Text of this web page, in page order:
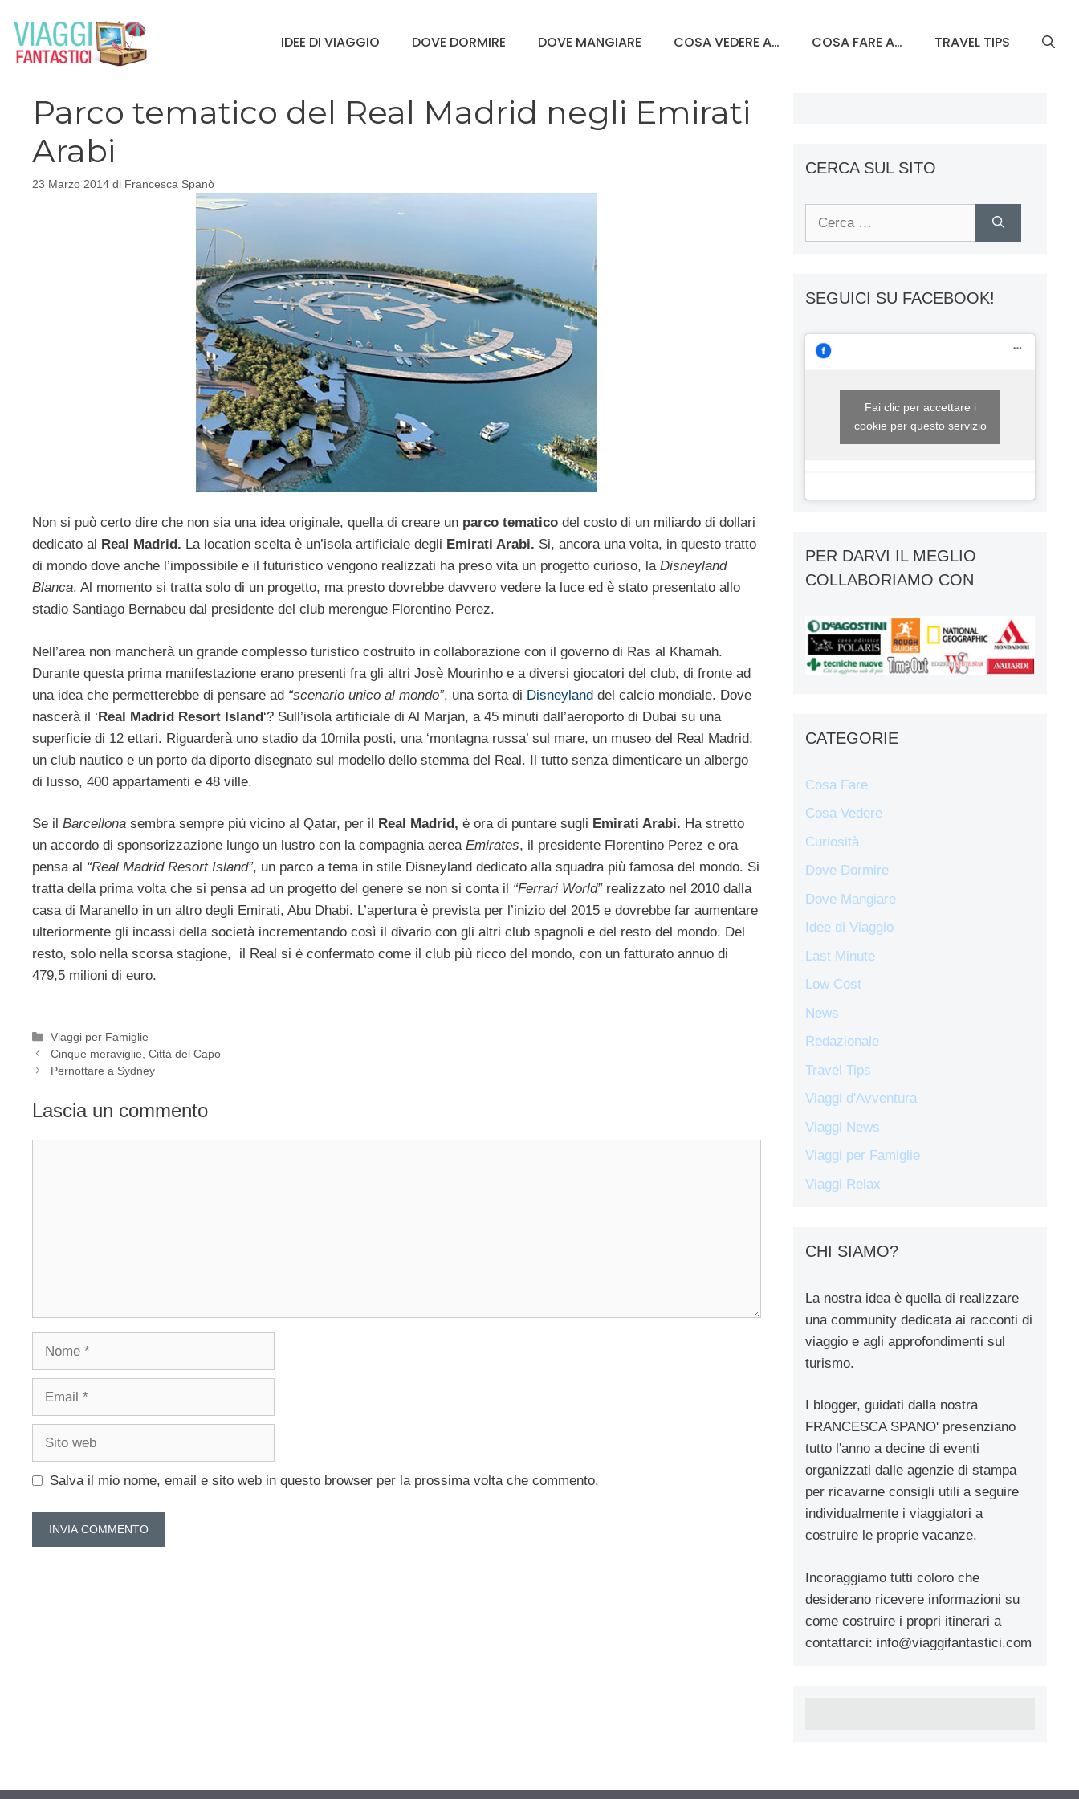
contenuto
IDEE DI VIAGGIO DOVE DORMIRE DOVE MANGIARE COSA VEDERE A… COSA FARE A… TRAVEL TIPS
Parco tematico del Real Madrid negli Emirati
Arabi
23 Marzo 2014 di Francesca Spanò
Non si può certo dire che non sia una idea originale, quella di creare un parco tematico del costo di un miliardo di dollari
dedicato al Real Madrid. La location scelta è un’isola artificiale degli Emirati Arabi. Si, ancora una volta, in questo tratto
di mondo dove anche l’impossibile e il futuristico vengono realizzati ha preso vita un progetto curioso, laDisneyland
Blanca. Al momento si tratta solo di un progetto, ma presto dovrebbe davvero vedere la luce ed è stato presentato allo
stadio Santiago Bernabeu dal presidente del club merengue Florentino Perez.
Nell’area non mancherà un grande complesso turistico costruito in collaborazione con il governo di Ras al Khamah.
Durante questa prima manifestazione erano presenti fra gli altri Josè Mourinho e a diversi giocatori del club, di fronte ad
una idea che permetterebbe di pensare ad “scenario unico al mondo”, una sorta di Disneyland del calcio mondiale. Dove
nascerà il ‘Real Madrid Resort Island‘? Sull’isola artificiale di Al Marjan, a 45 minuti dall’aeroporto di Dubai su una
superficie di 12 ettari. Riguarderà uno stadio da 10mila posti, una ‘montagna russa’ sul mare, un museo del Real Madrid,
un club nautico e un porto da diporto disegnato sul modello dello stemma del Real. Il tutto senza dimenticare un albergo
di lusso, 400 appartamenti e 48 ville.
Se il Barcellona sembra sempre più vicino al Qatar, per il Real Madrid, è ora di puntare sugli Emirati Arabi. Ha stretto
un accordo di sponsorizzazione lungo un lustro con la compagnia aerea Emirates, il presidente Florentino Perez e ora
pensa al “Real Madrid Resort Island”, un parco a tema in stile Disneyland dedicato alla squadra più famosa del mondo. Si
tratta della prima volta che si pensa ad un progetto del genere se non si conta il “Ferrari World”realizzato nel 2010 dalla
casa di Maranello in un altro degli Emirati, Abu Dhabi. L’apertura è prevista per l’inizio del 2015 e dovrebbe far aumentare
ulteriormente gli incassi della società incrementando così il divario con gli altri club spagnoli e del resto del mondo. Del
resto, solo nella scorsa stagione, il Real si è confermato come il club più ricco del mondo, con un fatturato annuo di
479,5 milioni di euro.
Categorie
Viaggi per Famiglie
Cinque meraviglie, Città del Capo
Pernottare a Sydney
Lascia un commento
Nome
Email
Sito
Salva il mio nome, email e sito web in questo browser per la prossima volta che commento.
CERCA SUL SITO
SEGUICI SU FACEBOOK!
Fai clic per accettare i
cookie per questo servizio
PER DARVI IL MEGLIO
COLLABORIAMO CON
CATEGORIE
Cosa Fare
Cosa Vedere
Curiosità
Dove Dormire
Dove Mangiare
Idee di Viaggio
Last Minute
Low Cost
News
Redazionale
Travel Tips
Viaggi d'Avventura
Viaggi News
Viaggi per Famiglie
Viaggi Relax
CHI SIAMO?
La nostra idea è quella di realizzare
una community dedicata ai racconti di
viaggio e agli approfondimenti sul
turismo.
I blogger, guidati dalla nostra
FRANCESCA SPANO' presenziano
tutto l'anno a decine di eventi
organizzati dalle agenzie di stampa
per ricavarne consigli utili a seguire
individualmente i viaggiatori a
costruire le proprie vacanze.
Incoraggiamo tutti coloro che
desiderano ricevere informazioni su
come costruire i propri itinerari a
contattarci: info@viaggifantastici.com